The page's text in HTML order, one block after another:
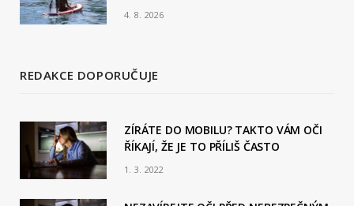
4. 8. 2026
REDAKCE DOPORUČUJE
ZÍRÁTE DO MOBILU? TAKTO VÁM OČI
ŘÍKAJÍ, ŽE JE TO PŘÍLIŠ ČASTO
1. 3. 2022